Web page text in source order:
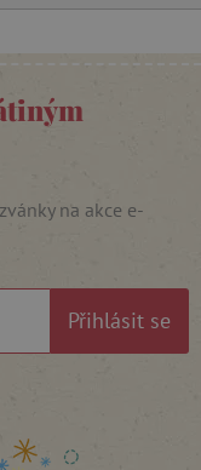
na akce e-
Přihlásit se
cookies
je
Provider /
Doména